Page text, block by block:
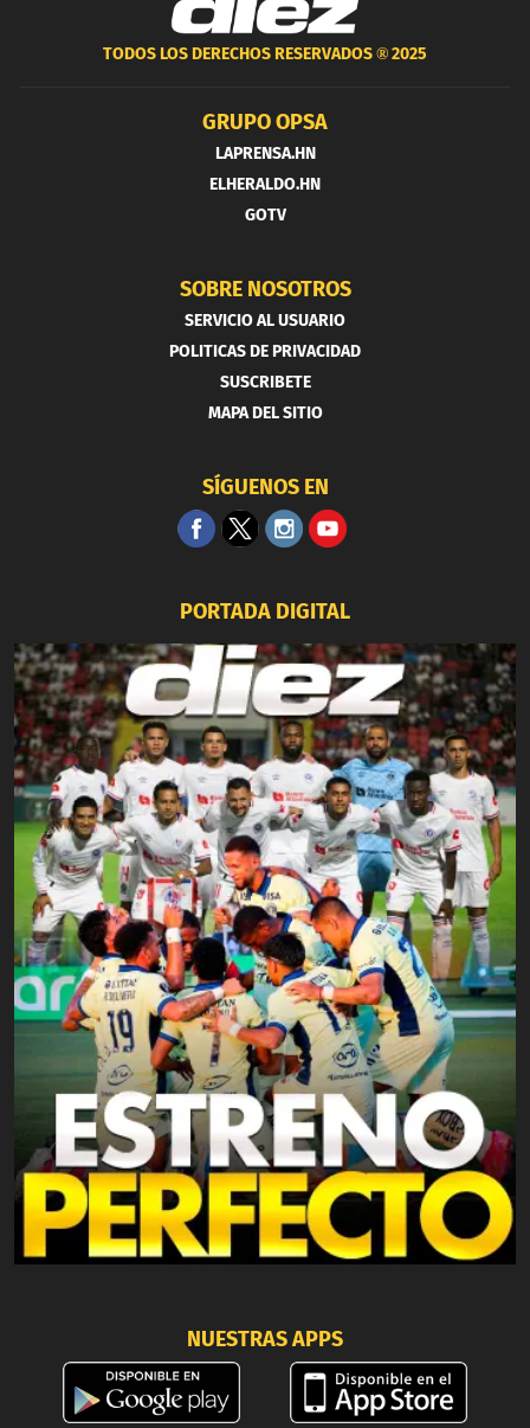
TODOS LOS DERECHOS RESERVADOS ®2025
GRUPO OPSA
LAPRENSA.HN
ELHERALDO.HN
GOTV
SOBRE NOSOTROS
SERVICIO AL USUARIO
POLITICAS DE PRIVACIDAD
SUSCRIBETE
MAPA DEL SITIO
SÍGUENOS EN
PORTADA DIGITAL
NUESTRAS APPS